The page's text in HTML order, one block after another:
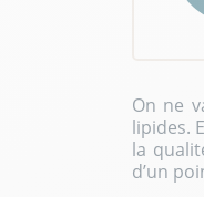
On ne
lipides.
la
d’un